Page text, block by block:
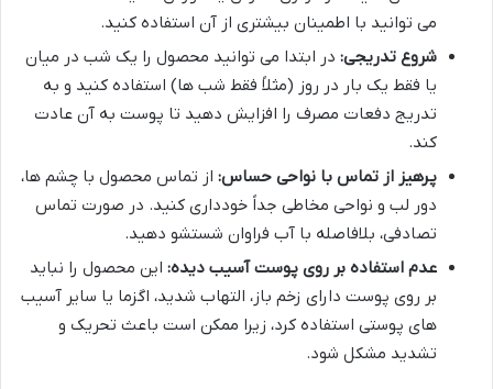
می توانید با اطمینان بیشتری از آن استفاده کنید.
شروع تدریجی: در ابتدا می توانید محصول را یک شب در میان
یا فقط یک بار در روز (مثلاً فقط شب ها) استفاده کنید و به
تدریج دفعات مصرف را افزایش دهید تا پوست به آن عادت
کند.
پرهیز از تماس با نواحی حساس: از تماس محصول با چشم ها،
دور لب و نواحی مخاطی جداً خودداری کنید. در صورت تماس
تصادفی، بلافاصله با آب فراوان شستشو دهید.
عدم استفاده بر روی پوست آسیب دیده: این محصول را نباید
بر روی پوست دارای زخم باز، التهاب شدید، اگزما یا سایر آسیب
های پوستی استفاده کرد، زیرا ممکن است باعث تحریک و
تشدید مشکل شود.